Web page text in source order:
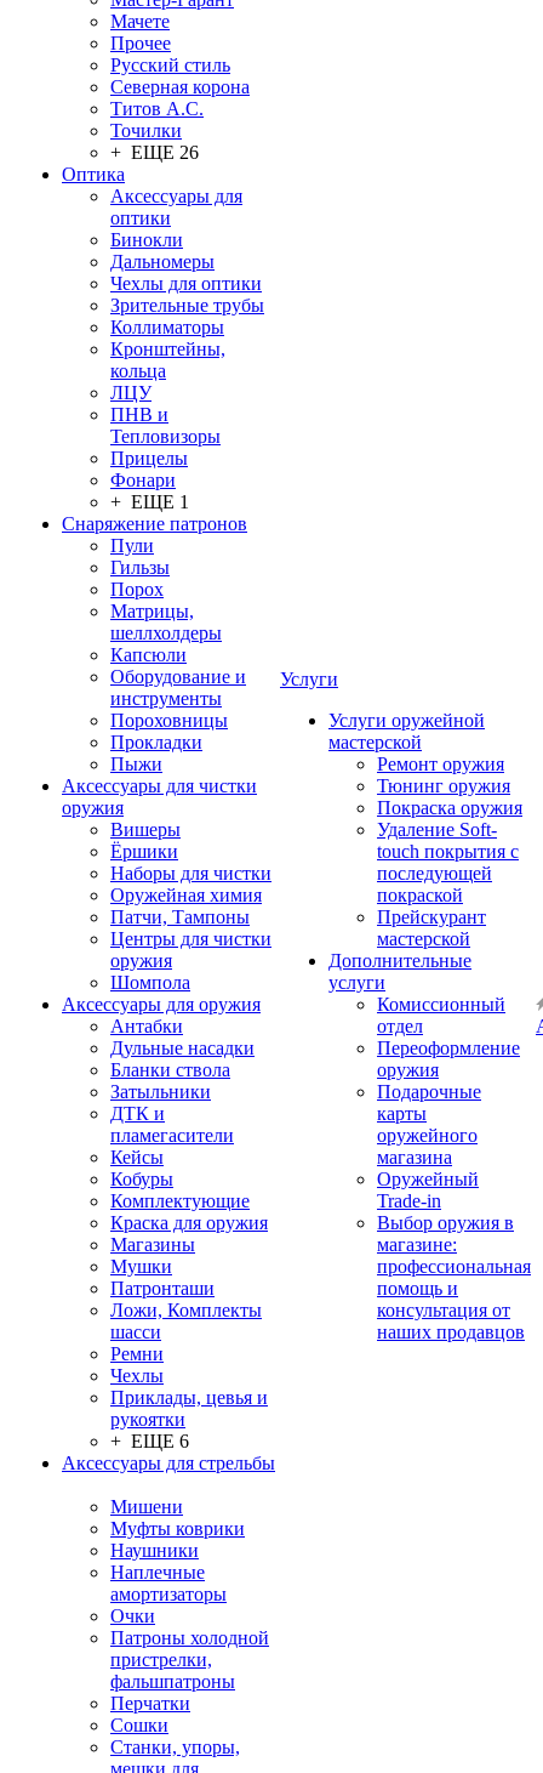
Мачете
Прочее
Русский стиль
Северная корона
Титов А.С.
Точилки
+ ЕЩЕ 26
Оптика
Аксессуары для
оптики
Бинокли
Дальномеры
Чехлы для оптики
Зрительные трубы
Коллиматоры
Кронштейны,
кольца
ЛЦУ
ПНВ и
Тепловизоры
Прицелы
Фонари
+ ЕЩЕ 1
Снаряжение патронов
Пули
Гильзы
Порох
Матрицы,
шеллхолдеры
Капсюли
Оборудование и
инструменты
Пороховницы
Прокладки
Пыжи
Аксессуары для чистки
оружия
Вишеры
Ёршики
Наборы для чистки
Оружейная химия
Патчи, Тампоны
Центры для чистки
оружия
Шомпола
Аксессуары для оружия
Антабки
Дульные насадки
Бланки ствола
Затыльники
ДТК и
пламегасители
Кейсы
Кобуры
Комплектующие
Краска для оружия
Магазины
Мушки
Патронташи
Ложи, Комплекты
шасси
Ремни
Чехлы
Приклады, цевья и
рукоятки
+ ЕЩЕ 6
Аксессуары для стрельбы
Мишени
Муфты коврики
Наушники
Наплечные
амортизаторы
Очки
Патроны холодной
пристрелки,
фальшпатроны
Перчатки
Сошки
Станки, упоры,
мешки для
Услуги
Услуги оружейной
мастерской
Ремонт оружия
Тюнинг оружия
Покраска оружия
Удаление Soft-
touch покрытия с
последующей
покраской
Прейскурант
мастерской
Дополнительные
услуги
Комиссионный
отдел
Переоформление
оружия
Подарочные
карты
оружейного
магазина
Оружейный
Trade-in
Выбор оружия в
магазине:
профессиональная
помощь и
консультация от
наших продавцов